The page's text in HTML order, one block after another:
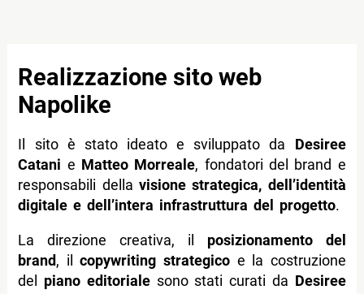
Realizzazione sito web
Napolike
Il sito è stato ideato e sviluppato da Desiree
Catani e Matteo Morreale, fondatori del brand e
responsabili della visione strategica, dell’identità
digitale e dell’intera infrastruttura del progetto.
La direzione creativa, il posizionamento del
brand, ilcopywriting strategico e la costruzione
del piano editorialesono stati curati da Desiree